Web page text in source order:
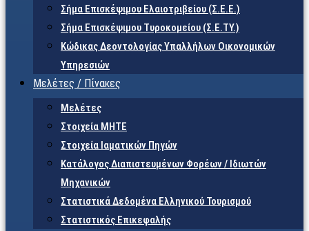
Σήμα Επισκέψιμου Ελαιοτριβείου (Σ.Ε.Ε.)
Σήμα Επισκέψιμου Τυροκομείου (Σ.Ε.TY.)
Κώδικας Δεοντολογίας Υπαλλήλων Οικονομικών
Υπηρεσιών
Μελέτες / Πίνακες
Μελέτες
Στοιχεία ΜΗΤΕ
Στοιχεία Ιαματικών Πηγών
Κατάλογος Διαπιστευμένων Φορέων / Ιδιωτών
Μηχανικών
Στατιστικά Δεδομένα Ελληνικού Τουρισμού
Στατιστικός Επικεφαλής